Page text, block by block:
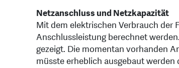
Netzanschluss und Netzkapazität
Mit dem elektrischen Verbrauch der
Anschlussleistung berechnet werden.
gezeigt. Die momentan vorhanden
müsste erheblich ausgebaut